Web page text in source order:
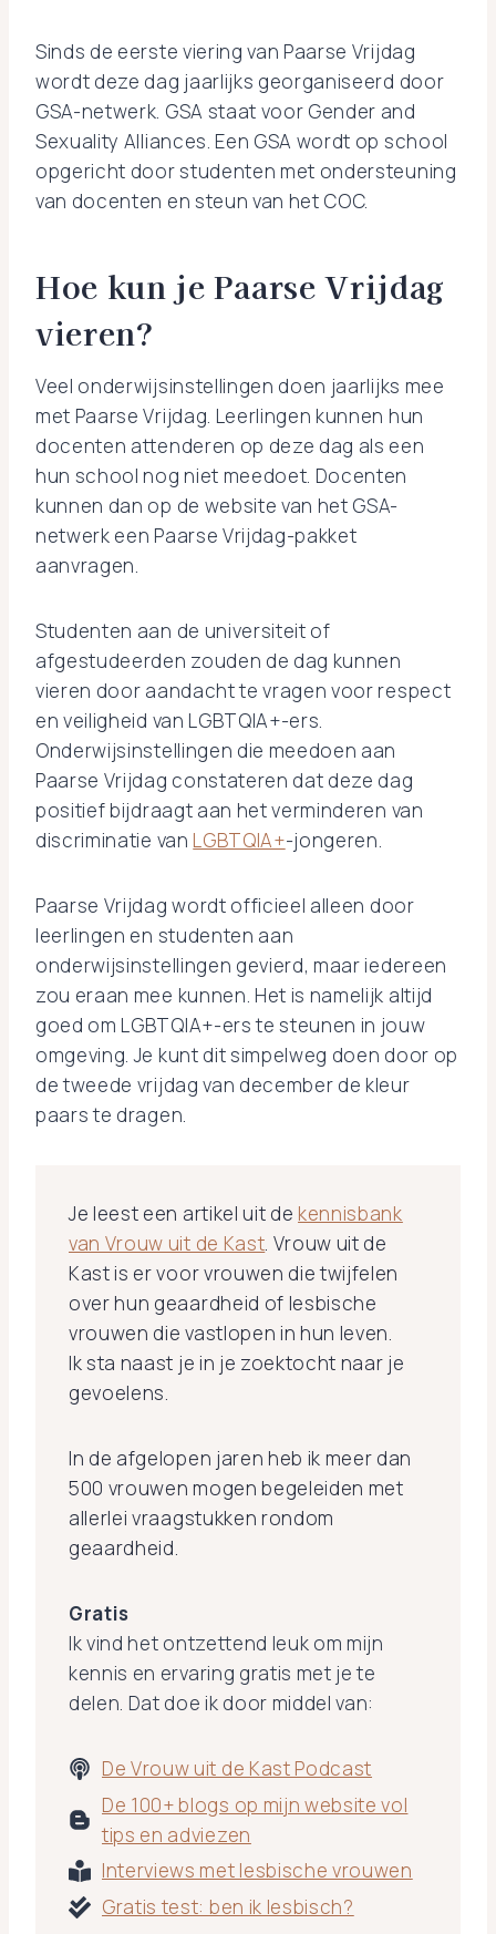
Sinds de eerste viering van Paarse Vrijdag
wordt deze dag jaarlijks georganiseerd door
GSA-netwerk. GSA staat voor Gender and
Sexuality Alliances. Een GSA wordt op school
opgericht door studenten met ondersteuning
van docenten en steun van het COC.
Hoe kun je Paarse Vrijdag
vieren?
Veel onderwijsinstellingen doen jaarlijks mee
met Paarse Vrijdag. Leerlingen kunnen hun
docenten attenderen op deze dag als een
hun school nog niet meedoet. Docenten
kunnen dan op de website van het GSA-
netwerk een Paarse Vrijdag-pakket
aanvragen.
Studenten aan de universiteit of
afgestudeerden zouden de dag kunnen
vieren door aandacht te vragen voor respect
en veiligheid van LGBTQIA+-ers.
Onderwijsinstellingen die meedoen aan
Paarse Vrijdag constateren dat deze dag
positief bijdraagt aan het verminderen van
discriminatie van LGBTQIA+-jongeren.
Paarse Vrijdag wordt officieel alleen door
leerlingen en studenten aan
onderwijsinstellingen gevierd, maar iedereen
zou eraan mee kunnen. Het is namelijk altijd
goed om LGBTQIA+-ers te steunen in jouw
omgeving. Je kunt dit simpelweg doen door op
de tweede vrijdag van december de kleur
paars te dragen.
Je leest een artikel uit de kennisbank
van Vrouw uit de Kast. Vrouw uit de
Kast is er voor vrouwen die twijfelen
over hun geaardheid of lesbische
vrouwen die vastlopen in hun leven.
Ik sta naast je in je zoektocht naar je
gevoelens.
In de afgelopen jaren heb ik meer dan
500 vrouwen mogen begeleiden met
allerlei vraagstukken rondom
geaardheid.
Gratis
Ik vind het ontzettend leuk om mijn
kennis en ervaring gratis met je te
delen. Dat doe ik door middel van:
De Vrouw uit de Kast Podcast
De 100+ blogs op mijn website vol
tips en adviezen
Interviews met lesbische vrouwen
Gratis test: ben ik lesbisch?